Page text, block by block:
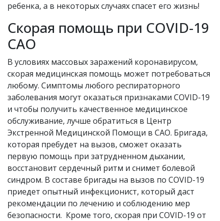
ребенка, а в некоторых случаях спасет его жизнь!
Скорая помощь при COVID-19
САО
В условиях массовых заражений коронавирусом,
скорая медицинская помощь может потребоваться
любому. Симптомы любого респираторного
заболевания могут оказаться признаками COVID-19
и чтобы получить качественное медицинское
обслуживание, лучше обратиться в Центр
Экстренной Медицинской Помощи в САО. Бригада,
которая пребудет на вызов, сможет оказать
первую помощь при затрудненном дыхании,
восстановит сердечный ритм и снимет болевой
синдром. В составе бригады на вызов по COVID-19
приедет опытный инфекционист, который даст
рекомендации по лечению и соблюдению мер
безопасности. Кроме того, скорая при COVID-19 от